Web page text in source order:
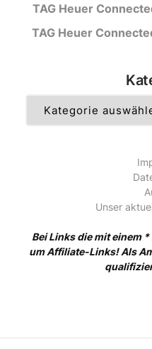
TAG Heuer
TAG Heuer
Unser
Bei Links die mit einem
um Affiliate-Links! Als